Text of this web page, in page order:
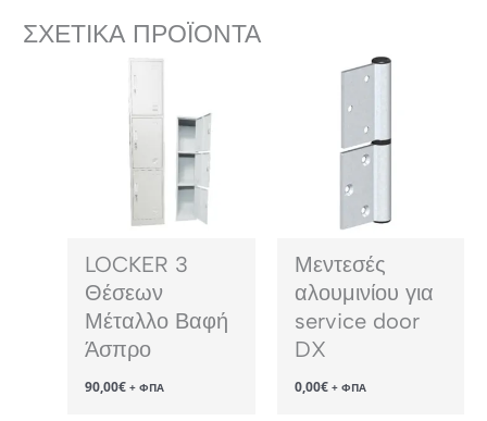
ΣΧΕΤΙΚΆ ΠΡΟΪΌΝΤΑ
LOCKER 3
Θέσεων
Μέταλλο Βαφή
Άσπρο
90,00€ + ΦΠΑ
Μεντεσές
αλουμινίου για
service door
DX
0,00€ + ΦΠΑ